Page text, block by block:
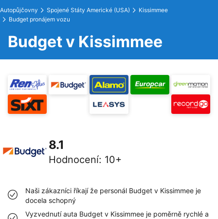
Autopůjčovny Spojené Státy Americké (USA)
Kissimmee
Budget pronájem vozu
Budget v Kissimmee
8.1
Hodnocení: 10+
Naši zákazníci říkají že personál Budget v Kissimmee je
docela schopný
Vyzvednutí auta Budget v Kissimmee je poměrně rychlé a